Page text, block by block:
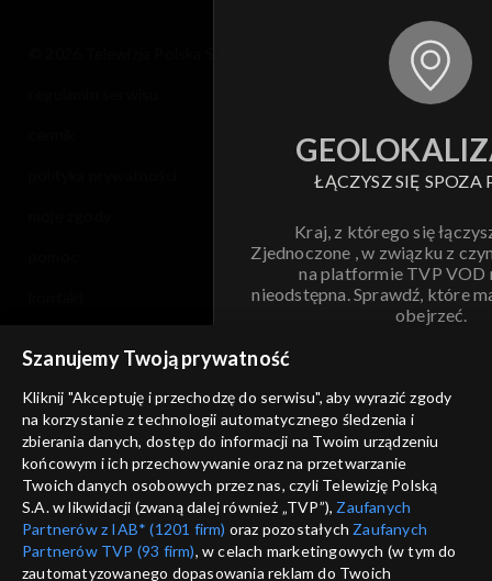
ŁĄCZYSZ SIĘ SPOZA
Kraj, z którego się
Zjednoczone , w związku z
na platformie TVP VOD
nieodstępna. Sprawdź, które
obejrzeć.
ANULUJ
informacje o dostawcy usług
Szanujemy Twoją prywatność
Kliknij "Akceptuję i przechodzę do serwisu", aby wyrazić zgody
na korzystanie z technologii automatycznego śledzenia i
zbierania danych, dostęp do informacji na Twoim urządzeniu
końcowym i ich przechowywanie oraz na przetwarzanie
Twoich danych osobowych przez nas, czyli Telewizję Polską
S.A. w likwidacji (zwaną dalej również „TVP”), Zaufanych
Partnerów z IAB* (1201 firm) oraz pozostałych Zaufanych
Partnerów TVP (93 firm), w celach marketingowych (w tym do
zautomatyzowanego dopasowania reklam do Twoich